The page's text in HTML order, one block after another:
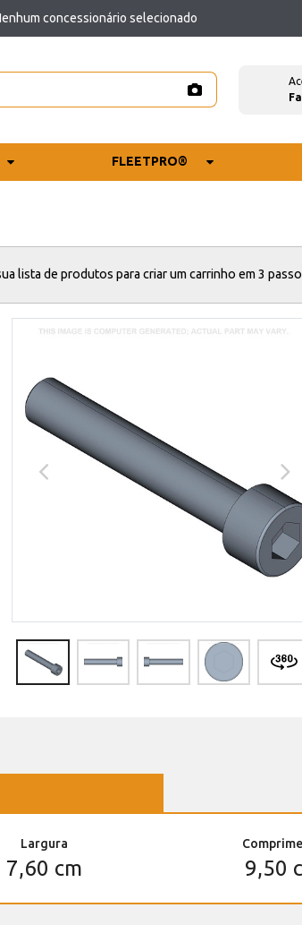
concessionário selecionado
FLEETPRO®
lista de produtos para criar um carrinho em 3
Largura
7,60 cm 9,50